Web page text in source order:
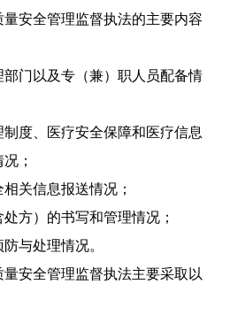
全管理监督执法的主要内容
门以及专（兼）职人员配备情
度、医疗安全保障和医疗信息
；
关信息报送情况；
）的书写和管理情况；
与处理情况。
全管理监督执法主要采取以